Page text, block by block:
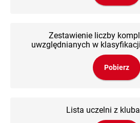
Zestawienie liczby
uwzględnianych w
Pobierz
Lista uczelni z